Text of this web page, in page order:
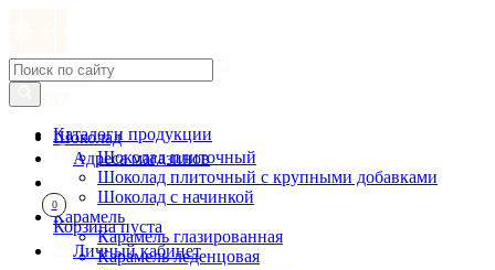
Шоколад
Шоколад плиточный
Шоколад плиточный с крупными добавками
Шоколад с начинкой
Карамель
Карамель глазированная
Карамель леденцовая
Каталоги продукции
Адреса магазинов
0
Корзина пуста
Личный кабинет